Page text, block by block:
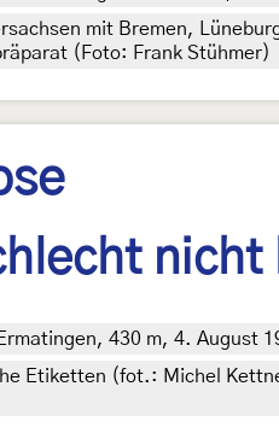
mit Bremen,
(Foto: Frank Stühmer)
nicht
430 m, 4. August
Etiketten (fot.: Michel